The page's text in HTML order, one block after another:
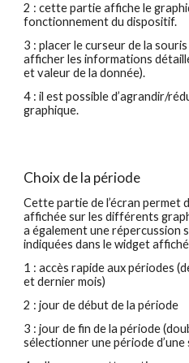
2 : cette partie affiche le
fonctionnement du dispositif.
3 : placer le curseur de la
afficher les informations
et valeur de la donnée).
4 : il est possible d’agrandir/
graphique.
Choix de la période
Cette partie de l’écran permet
affichée sur les différents
a également une répercussion
indiquées dans le widget
1 : accès rapide aux périodes
et dernier mois)
2 : jour de début de la période
3 : jour de fin de la période
sélectionner une période d’une